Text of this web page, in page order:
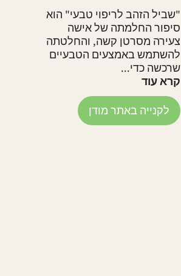
"שביל הזהב לריפוי טבעי" הוא
‬שרכשה‭ ‬כדי‭...
קרא עוד
לקנייה באתר מודן